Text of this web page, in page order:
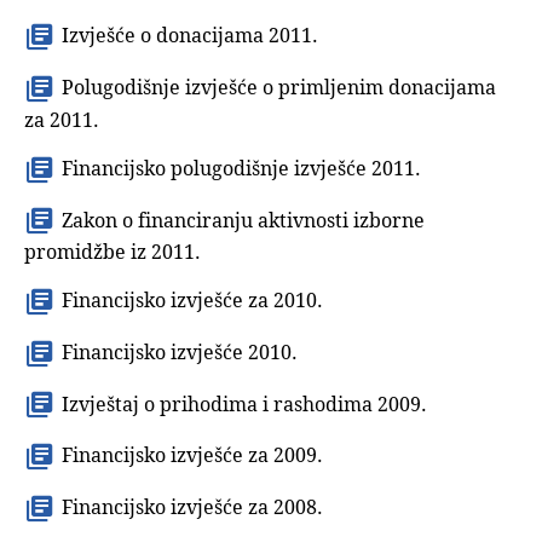
Izvješće o donacijama 2011.
Polugodišnje izvješće o primljenim donacijama
za 2011.
Financijsko polugodišnje izvješće 2011.
Zakon o financiranju aktivnosti izborne
promidžbe iz 2011.
Financijsko izvješće za 2010.
Financijsko izvješće 2010.
Izvještaj o prihodima i rashodima 2009.
Financijsko izvješće za 2009.
Financijsko izvješće za 2008.